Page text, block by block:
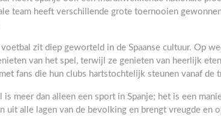
team heeft verschillende grote toernooien
zit diep geworteld in de Spaanse cultuur. Op
van het spel, terwijl ze genieten van heerlijk
fans die hun clubs hartstochtelijk steunen vanaf de
is meer dan alleen een sport in Spanje; het is een
uit alle lagen van de bevolking en brengt vreugde en